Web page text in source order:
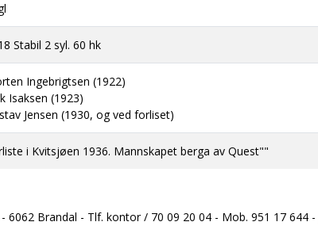
Stabil 2 syl. 60 hk
Ingebrigtsen (1922)
Isaksen (1923)
Jensen (1930, og ved forliset)
i Kvitsjøen 1936. Mannskapet berga av Quest""
6062 Brandal - Tlf. kontor/ 70 09 20 04- Mob. 951 17 644-